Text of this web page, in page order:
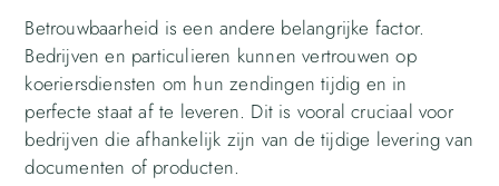
Betrouwbaarheid is een andere belangrijke factor.
Bedrijven en particulieren kunnen vertrouwen op
koeriersdiensten om hun zendingen tijdig en in
perfecte staat af te leveren. Dit is vooral cruciaal voor
bedrijven die afhankelijk zijn van de tijdige levering van
documenten of producten.